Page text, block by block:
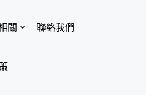
關 聯絡我們